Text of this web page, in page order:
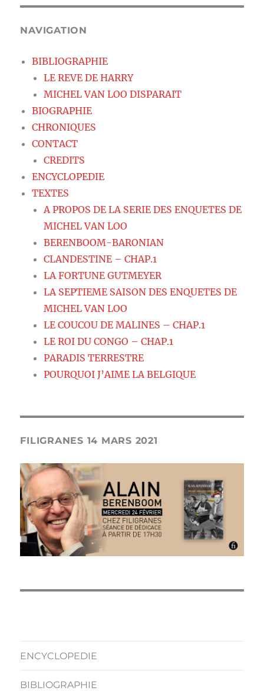
NAVIGATION
BIBLIOGRAPHIE
LE REVE DE HARRY
MICHEL VAN LOO DISPARAIT
BIOGRAPHIE
CHRONIQUES
CONTACT
CREDITS
ENCYCLOPEDIE
TEXTES
A PROPOS DE LA SERIE DES ENQUETES DE
MICHEL VAN LOO
BERENBOOM-BARONIAN
CLANDESTINE – CHAP.1
LA FORTUNE GUTMEYER
LA SEPTIEME SAISON DES ENQUETES DE
MICHEL VAN LOO
LE COUCOU DE MALINES – CHAP.1
LE ROI DU CONGO – CHAP.1
PARADIS TERRESTRE
POURQUOI J’AIME LA BELGIQUE
FILIGRANES 14 MARS 2021
ENCYCLOPEDIE
BIBLIOGRAPHIE